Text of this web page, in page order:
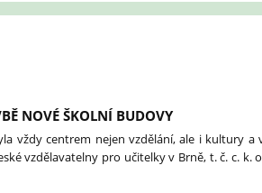
NOVÉ ŠKOLNÍ BUDOVY
vždy centrem nejen vzdělání, ale i kultury a
vzdělavatelny pro učitelky v Brně, t. č. c. k.